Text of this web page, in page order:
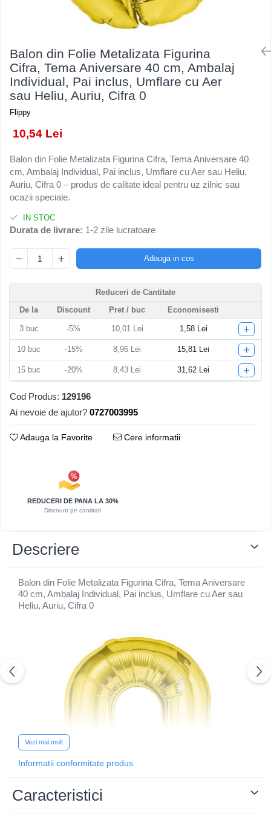
Ustensile pentru Bucătărie
Accesorii Ingrijire Casa
Cutii depozitare
Diverse Casa
Incalzire si climatizare
Maturi, Perii, Mopuri si Galeti
Perne Voiaj, Paturi si Textile
Produse ingrijire incaltaminte
Radiatoare si Seminee electrice
Steaguri
Tapet 3D Autoadeziv
Uscatoare si Standere Haine
Articole pentru Gradina si Bricolaj
Articole pentru Iluminat
Corpuri de iluminat
Lampi de veghe
Articole si, Echipamente pentru
Transport şi Ridicat
Pelerine, Umbrele si Accesorii
Baloane si Accesorii Absolvire
Banda adeziva
Confetti
Costume si Deghizare
Lumanari si Toppere
Pompe Baloane
Seturi si Arcade Baloane
Tematica Nunta
Liniar / Sir
Ornamente Brad
Suport Decorativ Lumanare
Kendama Rubber Grip V3 Cupe
Kendama Super Sticky V2 Cupe
Mari
Balon din Folie Metalizata Figurina
Cifra, Tema Aniversare 40 cm, Ambalaj
Individual, Pai inclus, Umflare cu Aer
sau Heliu, Auriu, Cifra 0
Flippy
10,54 Lei
Balon din Folie Metalizata Figurina Cifra, Tema Aniversare 40
cm, Ambalaj Individual, Pai inclus, Umflare cu Aer sau Heliu,
Auriu, Cifra 0 – produs de calitate ideal pentru uz zilnic sau
ocazii speciale.
IN STOC
Durata de livrare: 1-2 zile lucratoare
Adauga in cos
Reduceri de Cantitate
De la
Discount Pret / buc Economisesti
3buc -5% 10,01 Lei 1,58 Lei +
10 buc -15% 8,96 Lei 15,81 Lei +
15 buc -20% 8,43 Lei 31,62 Lei +
Cod Produs: 129196
Ai nevoie de ajutor? 0727003995
Adauga la Favorite Cere informatii
REDUCERI DE PANA LA 30%
Discount pe cantitati
Descriere
Balon din Folie Metalizata Figurina Cifra, Tema Aniversare
40 cm, Ambalaj Individual, Pai inclus, Umflare cu Aer sau
Heliu, Auriu, Cifra 0
Vezi mai mult
Informatii conformitate produs
Caracteristici